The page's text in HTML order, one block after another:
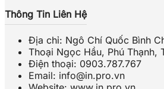
Thông Tin Liên Hệ
Địa chỉ: Ngô Chí Quốc Bình
Thoại Ngọc Hầu, Phú Thạnh,
Điện thoại: 0903.787.767
Email: info@in.pro.vn